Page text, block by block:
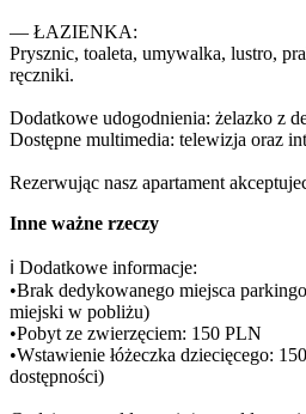
— ŁAZIENKA:
Prysznic, toaleta, umywalka, lustro,
ręczniki.
Dodatkowe udogodnienia: żelazko z
Dostępne multimedia: telewizja oraz
Rezerwując nasz apartament
Inne ważne rzeczy
ℹ️ Dodatkowe informacje:
•Brak dedykowanego miejsca
miejski w pobliżu)
•Pobyt ze zwierzęciem: 150 PLN
•Wstawienie łóżeczka dziecięcego:
dostępności)